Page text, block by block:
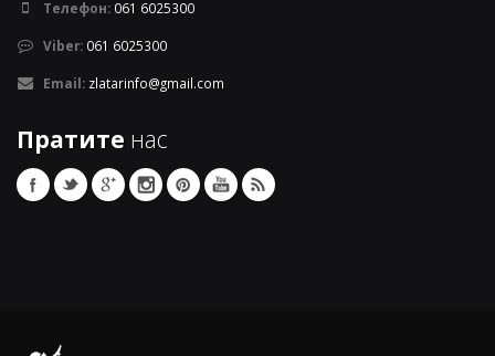
Телефон: 061 6025300
Viber: 061 6025300
Email: zlatarinfo@gmail.com
Пратите нас